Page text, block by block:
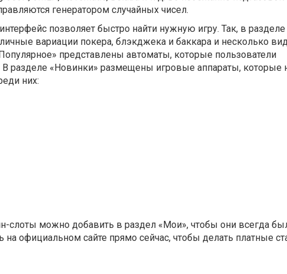
генератором случайных чисел.
позволяет быстро найти нужную игру. Так, в разделе
вариации покера, блэкджека и баккара и несколько
представлены автоматы, которые пользователи
В разделе «Новинки» размещены игровые аппараты, которые
них:
слоты можно добавить в раздел «Мои», чтобы они всегда
на официальном сайте прямо сейчас, чтобы делать платные